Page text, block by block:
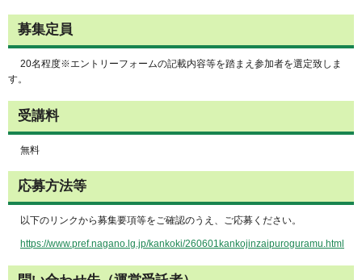
募集定員
20名程度※エントリーフォームの記載内容等を踏まえ参加者を選定致しま
す。
受講料
無料
応募方法等
以下のリンクから募集要項等をご確認のうえ、ご応募ください。
https://www.pref.nagano.lg.jp/kankoki/260601kankojinzaipuroguramu.html